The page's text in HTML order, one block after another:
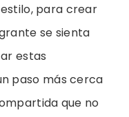
para crear
se sienta
estas
paso más cerca
que no